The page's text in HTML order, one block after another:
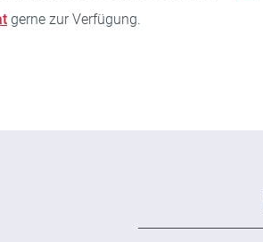
gerne zur Verfügung.